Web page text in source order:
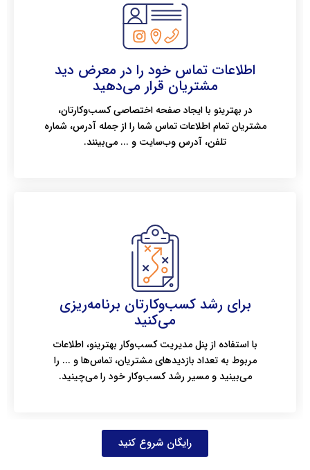
اطلاعات تماس خود را در معرض دید
مشتریان قرار می‌دهید
در بهترینو با ایجاد صفحه اختصاصی کسب‌وکارتان،
مشتریان تمام اطلاعات تماس شما را از جمله آدرس، شماره
تلفن، آدرس وب‌سایت و ... می‌بینند.
برای رشد کسب‌وکارتان برنامه‌ریزی
می‌کنید
با استفاده از پنل مدیریت کسب‌وکار بهترینو، اطلاعات
مربوط به تعداد بازدیدهای مشتریان، تماس‌ها و ... را
می‌بینید و مسیر رشد کسب‌وکار خود را می‌چینید.
رایگان شروع کنید